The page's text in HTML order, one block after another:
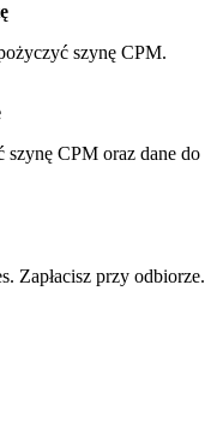
szynę CPM.
szynę CPM oraz dane do
Zapłacisz przy odbiorze.